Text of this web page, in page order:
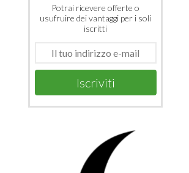
Potrai ricevere offerte o
usufruire dei vantaggi per i soli
iscritti
Iscriviti